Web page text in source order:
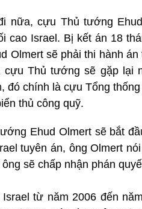
nữa, cựu Thủ tướng
cao Israel. Bị kết án 18
Olmert sẽ phải thi hành
cựu Thủ tướng sẽ gặp lại
chính là cựu Tổng
thủ công quỹ.
Ehud Olmert sẽ bắt
tuyên án, ông Olmert
sẽ chấp nhận phán
từ năm 2006 đến